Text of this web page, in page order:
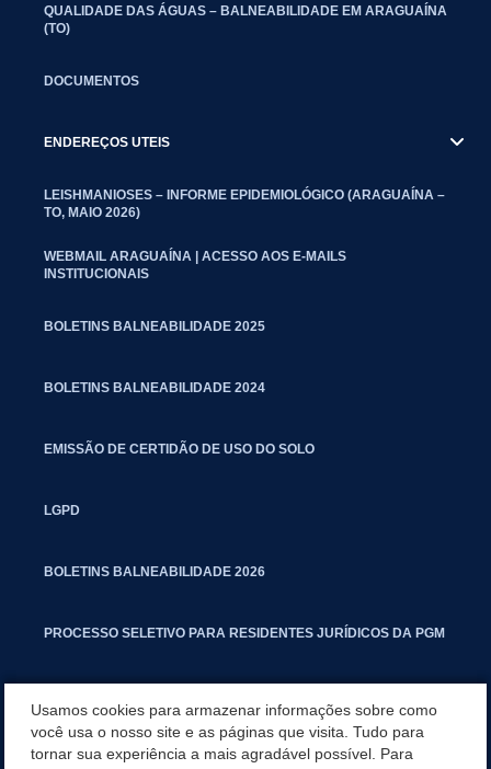
QUALIDADE DAS ÁGUAS – BALNEABILIDADE EM ARAGUAÍNA
(TO)
DOCUMENTOS
ENDEREÇOS UTEIS
LEISHMANIOSES – INFORME EPIDEMIOLÓGICO (ARAGUAÍNA –
TO, MAIO 2026)
WEBMAIL ARAGUAÍNA | ACESSO AOS E-MAILS
INSTITUCIONAIS
BOLETINS BALNEABILIDADE 2025
BOLETINS BALNEABILIDADE 2024
EMISSÃO DE CERTIDÃO DE USO DO SOLO
LGPD
BOLETINS BALNEABILIDADE 2026
PROCESSO SELETIVO PARA RESIDENTES JURÍDICOS DA PGM
MANUAL DE PROCEDIMENTOS IMOBILIÁRIOS SEINFRA
Usamos cookies para armazenar informações sobre como
você usa o nosso site e as páginas que visita. Tudo para
tornar sua experiência a mais agradável possível. Para